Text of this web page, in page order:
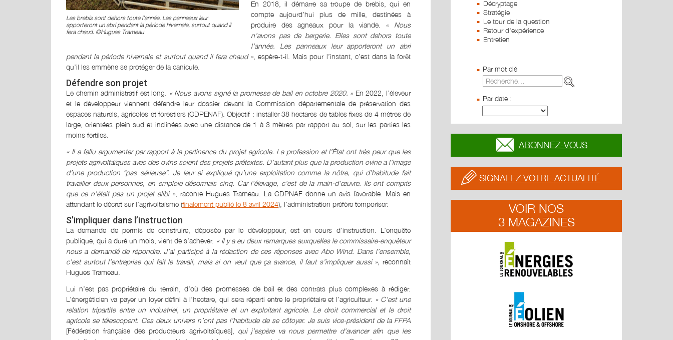
Les brebis sont dehors toute l’année. Les panneaux leur
apporteront un abri pendant la période hivernale, surtout quand il
fera chaud. ©Hugues Trameau
En 2018, il démarre sa troupe de brebis, qui en
compte aujourd’hui plus de mille, destinées à
produire des agneaux pour la viande. « Nous
n’avons pas de bergerie. Elles sont dehors toute
l’année. Les panneaux leur apporteront un abri
pendant la période hivernale et surtout quand il fera chaud » , espère-t-il. Mais pour l’instant, c’est dans la forêt
qu’il les emmène se protéger de la canicule.
Défendre son projet
Le chemin administratif est long. « Nous avons signé la promesse de bail en octobre 2020. » En 2022, l’éleveur
et le développeur viennent défendre leur dossier devant la Commission départementale de préservation des
espaces naturels, agricoles et forestiers (CDPENAF). Objectif : installer 38 hectares de tables fixes de 4 mètres de
large, orientées plein sud et inclinées avec une distance de 1 à 3 mètres par rapport au sol, sur les parties les
moins fertiles.
« Il a fallu argumenter par rapport à la pertinence du projet agricole. La profession et l’État ont très peur que les
projets agrivoltaïques avec des ovins soient des projets prétextes. D’autant plus que la production ovine a l’image
d’une production “pas sérieuse”. Je leur ai expliqué qu’une exploitation comme la nôtre, qui d’habitude fait
travailler deux personnes, en emploie désormais cinq. Car l’élevage, c’est de la main-d’œuvre. Ils ont compris
que ce n’était pas un projet alibi » , raconte Hugues Trameau. La CDPNAF donne un avis favorable. Mais en
attendant le décret sur l’agrivoltaïsme (finalement publié le 8 avril 2024), l’administration préfère temporiser.
S’impliquer dans l’instruction
La demande de permis de construire, déposée par le développeur, est en cours d’instruction. L’enquête
publique, qui a duré un mois, vient de s’achever. « Il y a eu deux remarques auxquelles le commissaire-enquêteur
nous a demandé de répondre. J’ai participé à la rédaction de ces réponses avec Abo Wind. Dans l’ensemble,
c’est surtout l’entreprise qui fait le travail, mais si on veut que ça avance, il faut s’impliquer aussi », reconnaît
Hugues Trameau.
Lui n’est pas propriétaire du terrain, d’où des promesses de bail et des contrats plus complexes à rédiger.
L’énergéticien va payer un loyer défini à l’hectare, qui sera réparti entre le propriétaire et l’agriculteur. « C’est une
relation tripartite entre un industriel, un propriétaire et un exploitant agricole. Le droit commercial et le droit
agricole se télescopent. Ces deux univers n’ont pas l’habitude de se côtoyer. Je suis vice-président de la FFPA
[Fédération française des producteurs agrivoltaïques], qui j’espère va nous permettre d’avancer afin que les
Décryptage
Stratégie
Le tour de la question
Retour d'expérience
Entretien
Par mot clé
Par date :
ABONNEZ-VOUS
SIGNALEZ VOTRE ACTUALITÉ
VOIR NOS
3 MAGAZINES